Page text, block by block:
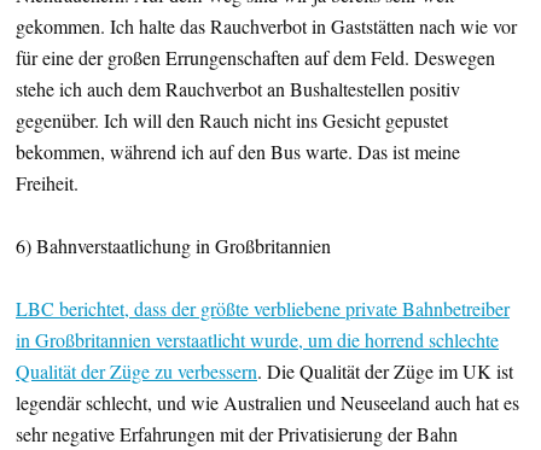
gekommen. Ich halte das Rauchverbot in Gaststätten nach wie vor
für eine der großen Errungenschaften auf dem Feld. Deswegen
stehe ich auch dem Rauchverbot an Bushaltestellen positiv
gegenüber. Ich will den Rauch nicht ins Gesicht gepustet
bekommen, während ich auf den Bus warte. Das ist meine
Freiheit.
6) Bahnverstaatlichung in Großbritannien
LBC berichtet, dass der größte verbliebene private Bahnbetreiber
in Großbritannien verstaatlicht wurde, um die horrend schlechte
Qualität der Züge zu verbessern. Die Qualität der Züge im UK ist
legendär schlecht, und wie Australien und Neuseeland auch hat es
sehr negative Erfahrungen mit der Privatisierung der Bahn